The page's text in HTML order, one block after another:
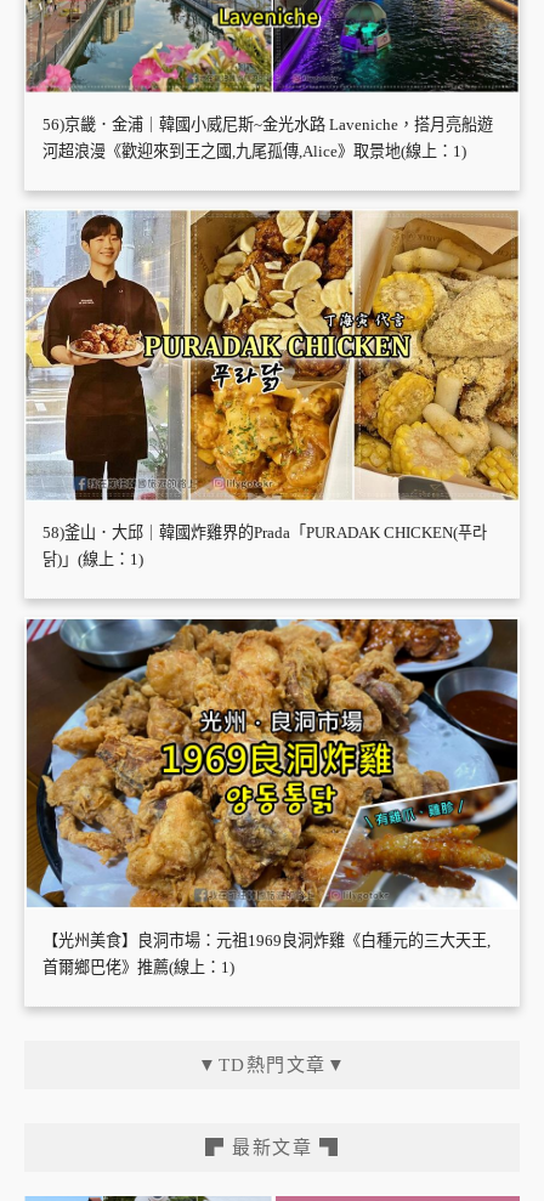
56)京畿．金浦｜韓國小威尼斯~金光水路 Laveniche，搭月亮船遊
河超浪漫《歡迎來到王之國,九尾孤傳,Alice》取景地(線上：1)
58)釜山．大邱｜韓國炸雞界的Prada「PURADAK CHICKEN(푸라
닭)」(線上：1)
【光州美食】良洞市場：元祖1969良洞炸雞《白種元的三大天王,
首爾鄉巴佬》推薦(線上：1)
▼TD熱門文章▼
▛ 最新文章 ▜